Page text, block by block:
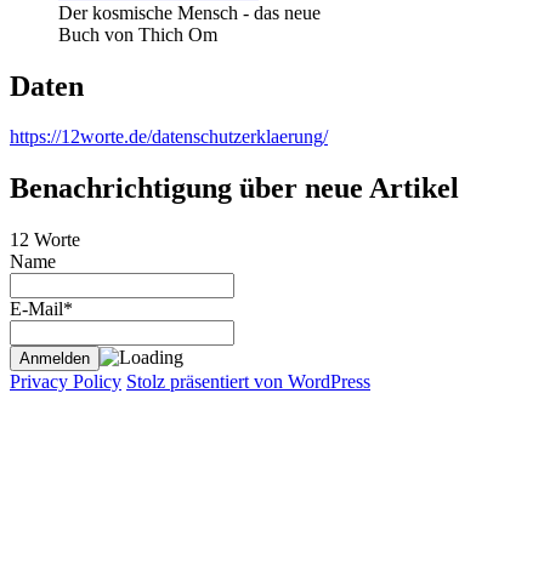
Der kosmische Mensch - das neue
Buch von Thich Om
Daten
https://12worte.de/datenschutzerklaerung/
Benachrichtigung über neue Artikel
12 Worte
Name
E-Mail*
Privacy Policy Stolz präsentiert von WordPress